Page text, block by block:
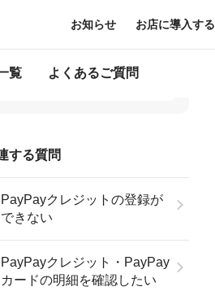
覧 よくあるご質問
お知らせ お店に導入する
する質問
PayPayクレジットの登録が
できない
PayPayクレジット・PayPay
カードの明細を確認したい